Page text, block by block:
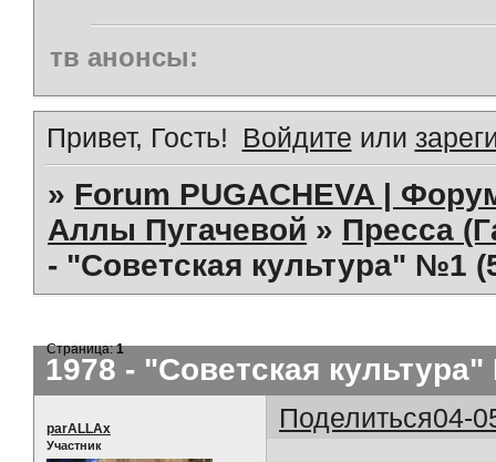
тв анонсы:
Привет, Гость! Войдите или
» Forum PUGACHEVA |
Аллы Пугачевой » Пресса
- "Советская культура" №1
1978 - "Советская
Страница:1
Поделиться04-
parALLAx
Участник